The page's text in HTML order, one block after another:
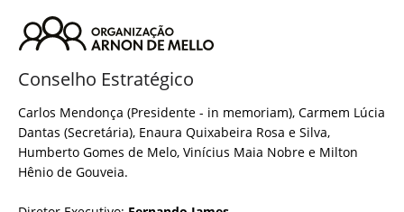
Conselho Estratégico
Carlos Mendonça (Presidente - in memoriam), Carmem Lúcia
Dantas (Secretária), Enaura Quixabeira Rosa e Silva,
Humberto Gomes de Melo, Vinícius Maia Nobre e Milton
Hênio de Gouveia.